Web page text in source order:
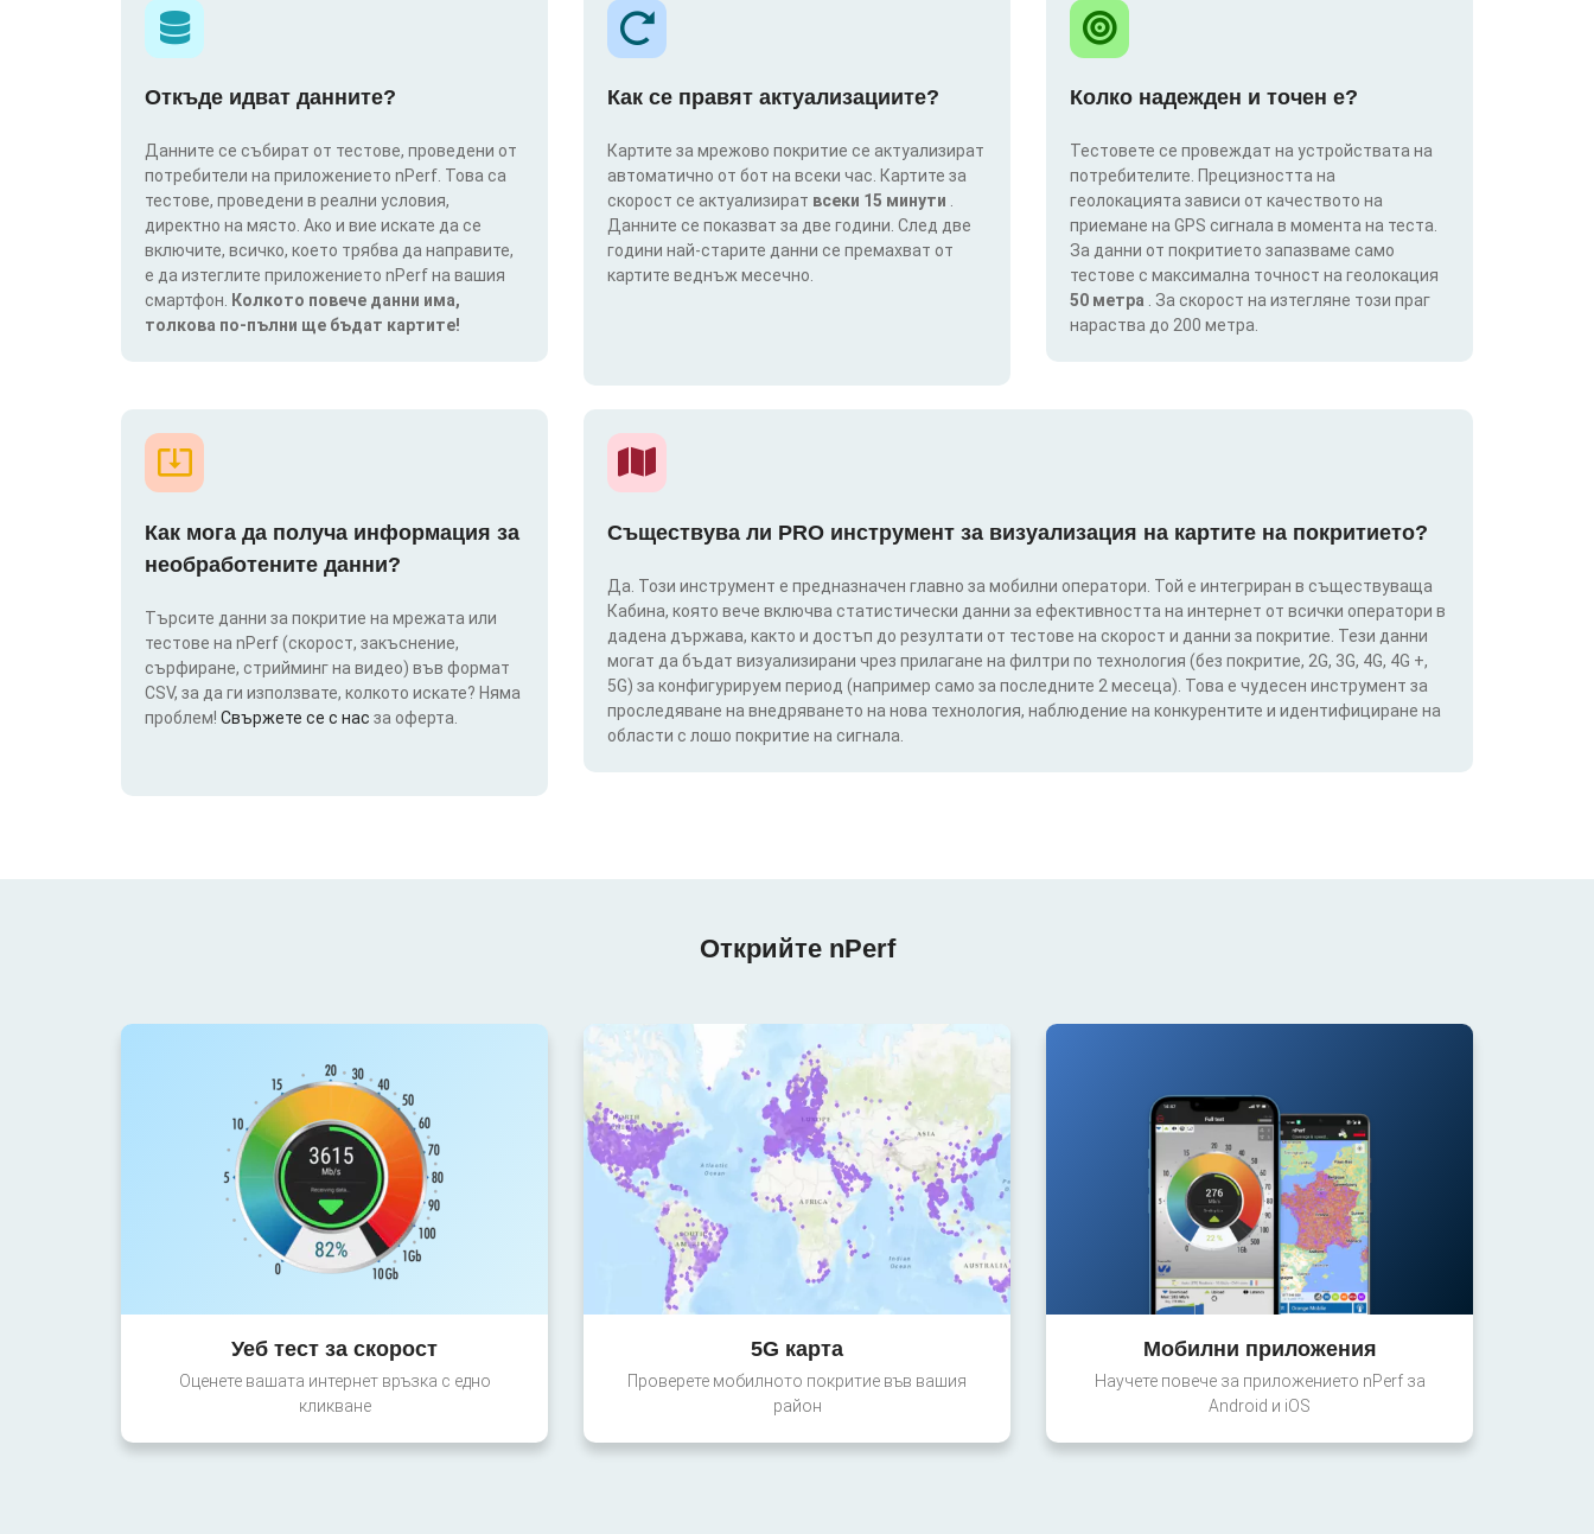
Откъде идват данните?
Данните се събират от тестове, проведени от
потребители на приложението nPerf. Това са
тестове, проведени в реални условия,
директно на място. Ако и вие искате да се
включите, всичко, което трябва да направите,
е да изтеглите приложението nPerf на вашия
смартфон.
Колкото повече данни има,
толкова по-пълни ще бъдат картите!
Как се правят актуализациите?
Картите за мрежово покритие се актуализират
автоматично от бот на всеки час. Картите за
скорост се актуализират всеки 15 минути
Данните се показват за две години. След две
години най-старите данни се премахват от
картите веднъж месечно.
Колко надежден и точен е?
Тестовете се провеждат на устройствата на
потребителите. Прецизността на
геолокацията зависи от качеството на
приемане на GPS сигнала в момента на теста.
За данни от покритието запазваме само
тестове с максимална точност на геолокация
50 метра
. За скорост на изтегляне този праг
нараства до 200 метра.
Как мога да получа информация за
необработените данни?
Търсите данни за покритие на мрежата или
тестове на nPerf (скорост, закъснение,
сърфиране, стрийминг на видео) във формат
CSV, за да ги използвате, колкото искате? Няма
проблем! Свържете се с нас за оферта.
Съществува ли PRO инструмент за визуализация на картите на покритието?
Да. Този инструмент е предназначен главно за мобилни оператори. Той е интегриран в съществуваща
Кабина, която вече включва статистически данни за ефективността на интернет от всички оператори в
дадена държава, както и достъп до резултати от тестове на скорост и данни за покритие. Тези данни
могат да бъдат визуализирани чрез прилагане на филтри по технология (без покритие, 2G, 3G, 4G, 4G +,
5G) за конфигурируем период (например само за последните 2 месеца). Това е чудесен инструмент за
проследяване на внедряването на нова технология, наблюдение на конкурентите и идентифициране на
области с лошо покритие на сигнала.
Открийте nPerf
Уеб тест за скорост
Оценете вашата интернет връзка с едно
кликване
5G карта
Проверете мобилното покритие във вашия
район
Мобилни приложения
Научете повече за приложението nPerf за
Android и iOS